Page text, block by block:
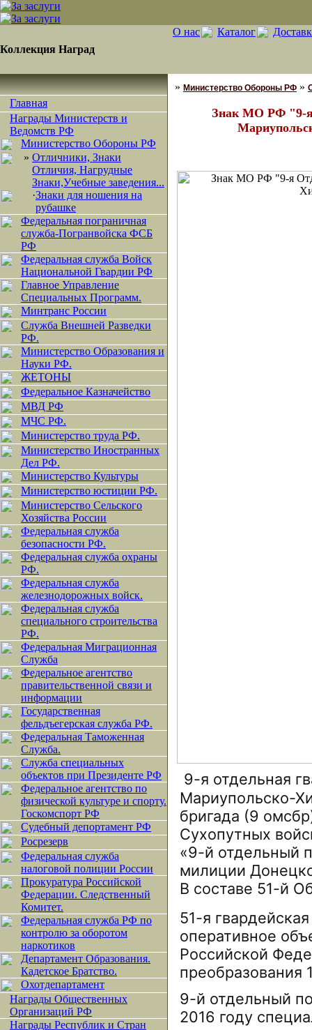
Коллекция Наград
О нас Каталог
Главная
Награды Министерств и
Ведомств РФ
Министерство Обороны РФ
» Отличники, Знаки
Отличия, Нагрудные
Знаки,Учебные заведения...
·Знаки для ношения на
рубашке
Федеральная пограничная
служба-Погранвойска ФСБ
РФ
Федеральная служба Войск
Национальной Гвардии РФ
Главное Управление
Специальных Программ.
Минтранс России
Служба Внешней Разведки
РФ.
Министерство Образования и
Науки РФ.
ЖЕТОНЫ
Федеральное Казначейство
МВД РФ
МЧС РФ.
Министерство труда РФ.
Министерство Иностранных
Дел РФ.
Министерство Культуры
Министерство юстиции РФ.
Министерство Сельского
Хозяйства России
Федеральная служба
безопасности РФ.
Федеральная служба охраны
РФ.
Федеральная служба
железнодорожных войск.
Федеральная служба
специального строительства
РФ.
Федеральная Миграционная
Служба
Федеральное агентство
правительственной связи и
информации
Государственная
фельдъегерская служба РФ.
Федеральная Таможенная
Служба.
Служба специальных
объектов при Президенте РФ
Федеральное агентство по
физической культуре и спорту.
Госкомспорт РФ
Судебный депортамент РФ
Росрезерв
Федеральная служба
налоговой полиции России
Прокуратура Российской
Федерации. Следственный
Комитет.
Федеральная служба РФ по
контролю за оборотом
наркотиков
Департамент Образования.
Кадетское Братство.
Охотдепартамент
Награды Общественных
Организаций РФ
Награды Республик и Стран
» Министерство Обороны РФ »
Знак МО РФ "9-я
9-я отдельная
Мариупольско-
бригада (9
Сухопутных
«9-й отдельный
милиции
В составе 51-й
51-я
оперативное
Российской
преобразования
9-й отдельный
2016 году